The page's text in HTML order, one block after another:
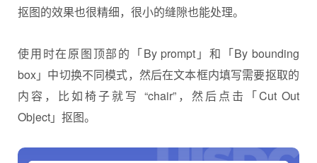
抠图的效果也很精细，很小的缝隙也能处理。
使用时在原图顶部的「By prompt」和「By bounding
box」中切换不同模式，然后在文本框内填写需要抠取的
内容，比如椅子就写 “chair”，然后点击「Cut Out
Object」抠图。